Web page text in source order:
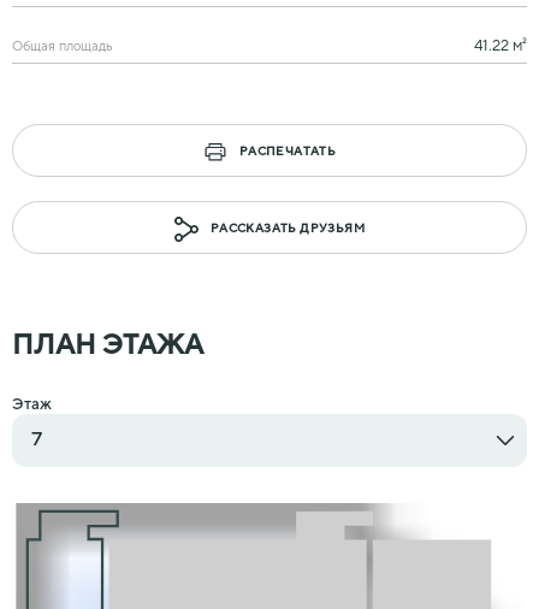
Общая площадь 41.22 м²
РАСПЕЧАТАТЬ
РАССКАЗАТЬ ДРУЗЬЯМ
ПЛАН ЭТАЖА
Этаж
7